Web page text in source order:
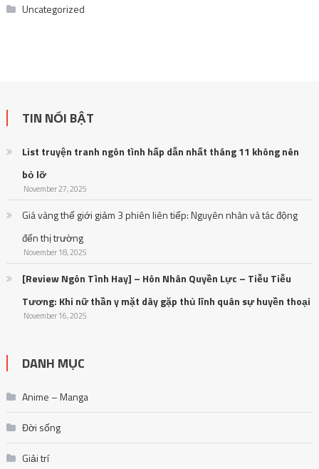
Uncategorized
TIN NỔI BẬT
List truyện tranh ngôn tình hấp dẫn nhất tháng 11 không nên
bỏ lỡ
November 27, 2025
Giá vàng thế giới giảm 3 phiên liên tiếp: Nguyên nhân và tác động
đến thị trường
November 18, 2025
[Review Ngôn Tình Hay] – Hôn Nhân Quyền Lực – Tiễu Tiễu
Tương: Khi nữ thần y mặt dày gặp thủ lĩnh quân sự huyền thoại
November 16, 2025
DANH MỤC
Anime – Manga
Đời sống
Giải trí